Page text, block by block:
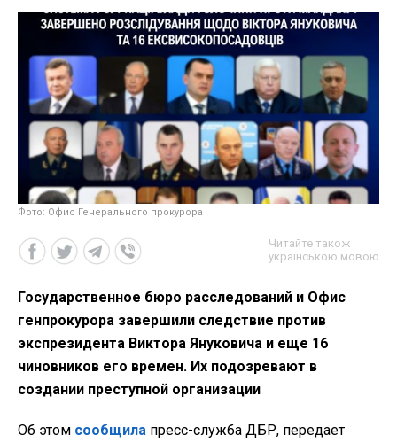
Фото: Офис Генерального прокурора
Читайте також
українською мовою
Государственное бюро расследований и Офис
генпрокурора завершили следствие против
экспрезидента Виктора Януковича и еще 16
чиновников его времен. Их подозревают в
создании преступной организации
Об этом сообщила пресс-служба ДБР, передает